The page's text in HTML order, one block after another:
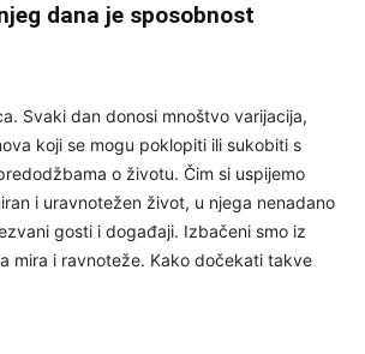
dana je sposobnost
Svaki dan donosi mnoštvo varijacija,
koji se mogu poklopiti ili sukobiti s
o životu. Čim si uspijemo
i uravnotežen život, u njega nenadano
gosti i događaji. Izbačeni smo iz
mira i ravnoteže. Kako dočekati takve